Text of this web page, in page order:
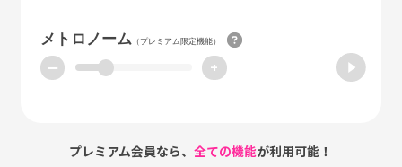
メトロノーム（プレミアム限定機能）
ー +
プレミアム会員なら、全ての機能が利用可能！